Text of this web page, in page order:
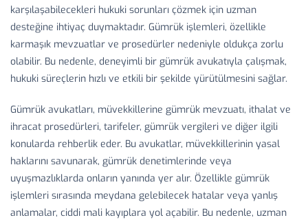
karşılaşabilecekleri hukuki sorunları çözmek için uzman
desteğine ihtiyaç duymaktadır. Gümrük işlemleri, özellikle
karmaşık mevzuatlar ve prosedürler nedeniyle oldukça zorlu
olabilir. Bu nedenle, deneyimli bir gümrük avukatıyla çalışmak,
hukuki süreçlerin hızlı ve etkili bir şekilde yürütülmesini sağlar.
Gümrük avukatları, müvekkillerine gümrük mevzuatı, ithalat ve
ihracat prosedürleri, tarifeler, gümrük vergileri ve diğer ilgili
konularda rehberlik eder. Bu avukatlar, müvekkillerinin yasal
haklarını savunarak, gümrük denetimlerinde veya
uyuşmazlıklarda onların yanında yer alır. Özellikle gümrük
işlemleri sırasında meydana gelebilecek hatalar veya yanlış
anlamalar, ciddi mali kayıplara yol açabilir. Bu nedenle, uzman